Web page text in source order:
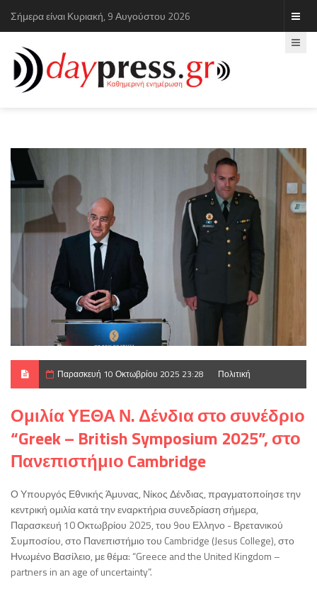
Σήμερα είναι Κυριακή, 9 Αυγούστου 2026
Παρασκευή 10 Οκτωβρίου 2025 23:28 Πολιτική
Ομιλία ΥΕΘΑ Ν. Δένδια στο συνέδριο
“Greek – British Symposium 2025”, στο
Πανεπιστήμιο Cambridge
Ο Υπουργός Εθνικής Άμυνας, Νίκος Δένδιας, πραγματοποίησε την
κεντρική ομιλία κατά την εναρκτήρια συνεδρίαση σήμερα,
Παρασκευή 10 Οκτωβρίου 2025, του 9ου Ελληνο - Βρετανικού
Συμποσίου, στο Πανεπιστήμιο του Cambridge (Jesus College), στο
Ηνωμένο Βασίλειο, με θέμα: “Greece and the United Kingdom –
partners in an age of uncertainty”.